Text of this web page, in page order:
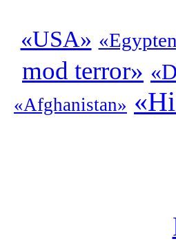
«USA»
mod terror»
«Afghanistan»